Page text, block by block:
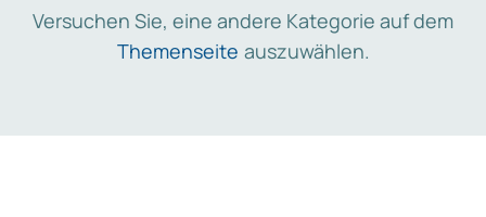
Versuchen Sie, eine andere Kategorie auf dem
Themenseite auszuwählen.